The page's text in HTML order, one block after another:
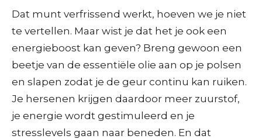
Dat munt verfrissend werkt, hoeven we je niet
te vertellen. Maar wist je dat het je ook een
energieboost kan geven? Breng gewoon een
beetje van de essentiële olie aan op je polsen
en slapen zodat je de geur continu kan ruiken.
Je hersenen krijgen daardoor meer zuurstof,
je energie wordt gestimuleerd en je
stresslevels gaan naar beneden. En dat